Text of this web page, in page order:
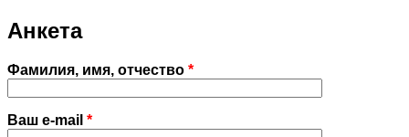
Анкета
Фамилия, имя, отчество *
Ваш e-mail *